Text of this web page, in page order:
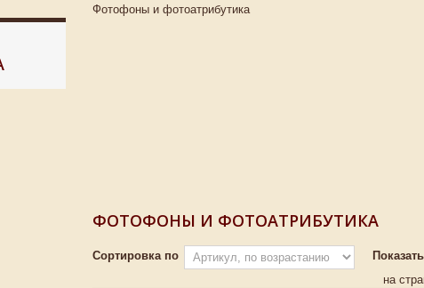
Фотофоны и фотоатрибутика
ФОТОФОНЫ И ФОТОАТРИБУТИКА
Сортировка по
Показать
на